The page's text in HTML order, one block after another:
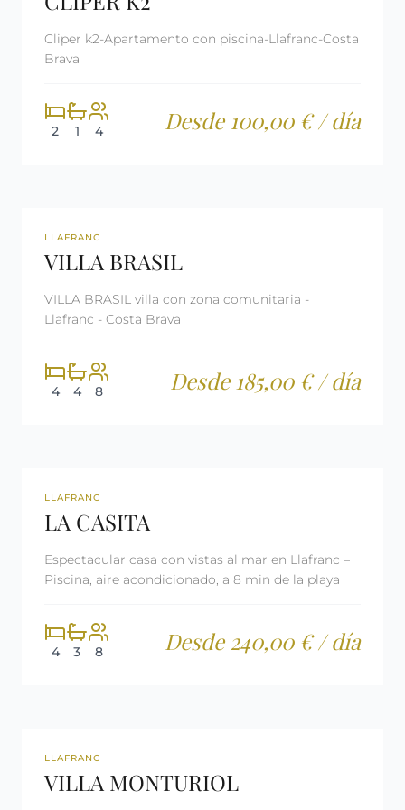
Cliper k2-Apartamento con piscina-Llafranc-Costa
Brava
2 1 4 Desde 100,00 € / día
REF: CM1771
LLAFRANC
VILLA BRASIL
VILLA BRASIL villa con zona comunitaria -
Llafranc - Costa Brava
4 4 8 Desde 185,00 € / día
REF: CM2390
LLAFRANC
LA CASITA
Espectacular casa con vistas al mar en Llafranc –
Piscina, aire acondicionado, a 8 min de la playa
4 3 8 Desde 240,00 € / día
REF: CM879
LLAFRANC
VILLA MONTURIOL